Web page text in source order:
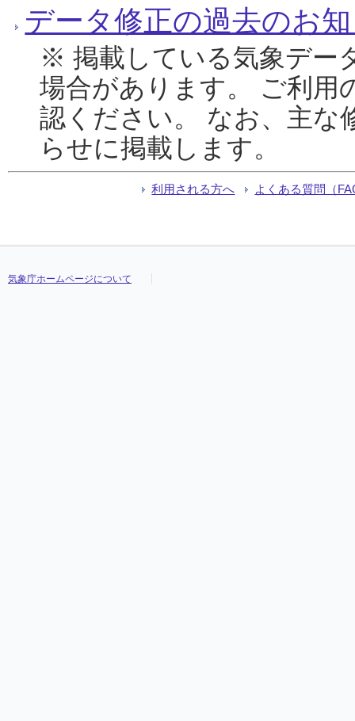
データ修正の過去のお
※ 掲載している気象デー
場合があります。 ご利用
認ください。 なお、主な
らせに掲載します。
利用される方へ よくある質問（
気象庁ホームページについて